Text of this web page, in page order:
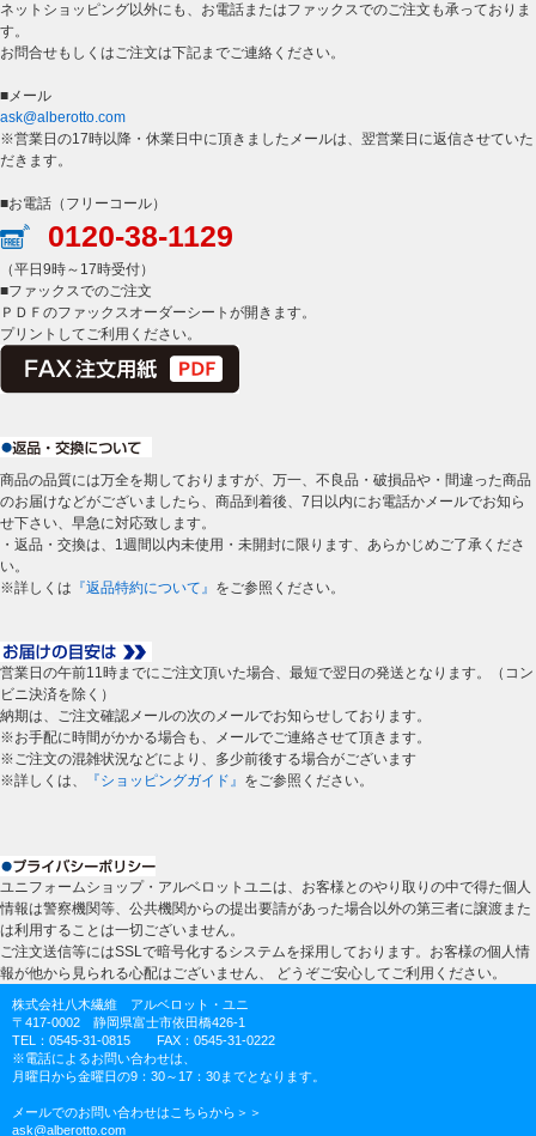
ネットショッピング以外にも、お電話またはファックスでのご注文も承っておりま
す。
お問合せもしくはご注文は下記までご連絡ください。
■メール
ask@alberotto.com
※営業日の17時以降・休業日中に頂きましたメールは、翌営業日に返信させていた
だきます。
■お電話（フリーコール）
0120-38-1129
（平日9時～17時受付）
■ファックスでのご注文
ＰＤＦのファックスオーダーシートが開きます。
プリントしてご利用ください。
商品の品質には万全を期しておりますが、万一、不良品・破損品や・間違った商品
のお届けなどがございましたら、商品到着後、7日以内にお電話かメールでお知ら
せ下さい、早急に対応致します。
・返品・交換は、1週間以内未使用・未開封に限ります、あらかじめご了承くださ
い。
※詳しくは 『返品特約について』 をご参照ください。
営業日の午前11時までにご注文頂いた場合、最短で翌日の発送となります。（コン
ビニ決済を除く）
納期は、ご注文確認メールの次のメールでお知らせしております。
※お手配に時間がかかる場合も、メールでご連絡させて頂きます。
※ご注文の混雑状況などにより、多少前後する場合がございます
※詳しくは、
『ショッピングガイド』 をご参照ください。
ユニフォームショップ・アルベロットユニは、お客様とのやり取りの中で得た個人
情報は警察機関等、公共機関からの提出要請があった場合以外の第三者に譲渡また
は利用することは一切ございません。
ご注文送信等にはSSLで暗号化するシステムを採用しております。お客様の個人情
報が他から見られる心配はございません、 どうぞご安心してご利用ください。
株式会社八木繊維 アルベロット・ユニ
〒417-0002 静岡県富士市依田橋426-1
TEL：0545-31-0815 FAX：0545-31-0222
※電話によるお問い合わせは、
月曜日から金曜日の9：30～17：30までとなります。
メールでのお問い合わせはこちらから＞＞
ask@alberotto.com